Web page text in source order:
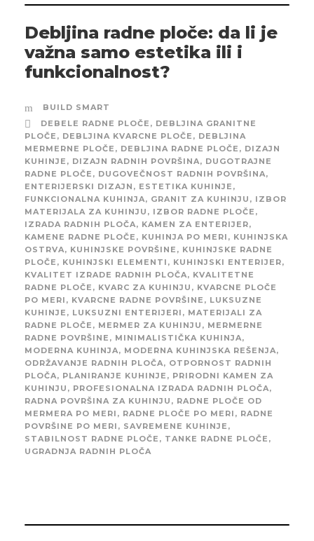
Debljina radne ploče: da li je
važna samo estetika ili i
funkcionalnost?
BUILD SMART
DEBELE RADNE PLOČE , DEBLJINA GRANITNE
PLOČE , DEBLJINA KVARCNE PLOČE , DEBLJINA
MERMERNE PLOČE , DEBLJINA RADNE PLOČE , DIZAJN
KUHINJE , DIZAJN RADNIH POVRŠINA, DUGOTRAJNE
RADNE PLOČE , DUGOVEČNOST RADNIH POVRŠINA,
ENTERIJERSKI DIZAJN , ESTETIKA KUHINJE ,
FUNKCIONALNA KUHINJA, GRANIT ZA KUHINJU , IZBOR
MATERIJALA ZA KUHINJU , IZBOR RADNE PLOČE ,
IZRADA RADNIH PLOČA, KAMEN ZA ENTERIJER,
KAMENE RADNE PLOČE , KUHINJA PO MERI , KUHINJSKA
OSTRVA, KUHINJSKE POVRŠINE , KUHINJSKE RADNE
PLOČE , KUHINJSKI ELEMENTI , KUHINJSKI ENTERIJER,
KVALITET IZRADE RADNIH PLOČA, KVALITETNE
RADNE PLOČE , KVARC ZA KUHINJU , KVARCNE PLOČE
PO MERI , KVARCNE RADNE POVRŠINE , LUKSUZNE
KUHINJE , LUKSUZNI ENTERIJERI , MATERIJALI ZA
RADNE PLOČE , MERMER ZA KUHINJU , MERMERNE
RADNE POVRŠINE , MINIMALISTIČKA KUHINJA,
MODERNA KUHINJA, MODERNA KUHINJSKA REŠENJA,
ODRŽAVANJE RADNIH PLOČA, OTPORNOST RADNIH
PLOČA, PLANIRANJE KUHINJE , PRIRODNI KAMEN ZA
KUHINJU , PROFESIONALNA IZRADA RADNIH PLOČA,
RADNA POVRŠINA ZA KUHINJU , RADNE PLOČE OD
MERMERA PO MERI , RADNE PLOČE PO MERI , RADNE
POVRŠINE PO MERI , SAVREMENE KUHINJE ,
STABILNOST RADNE PLOČE , TANKE RADNE PLOČE ,
UGRADNJA RADNIH PLOČA